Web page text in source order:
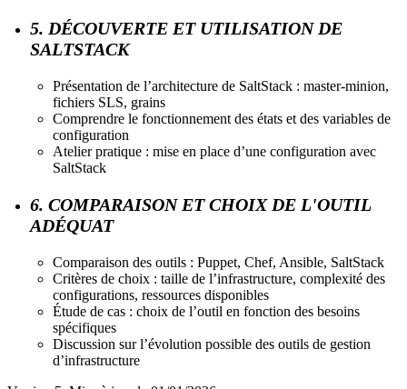
5. DÉCOUVERTE ET UTILISATION DE
SALTSTACK
Présentation de l’architecture de SaltStack : master-minion,
fichiers SLS, grains
Comprendre le fonctionnement des états et des variables de
configuration
Atelier pratique : mise en place d’une configuration avec
SaltStack
6. COMPARAISON ET CHOIX DE L'OUTIL
ADÉQUAT
Comparaison des outils : Puppet, Chef, Ansible, SaltStack
Critères de choix : taille de l’infrastructure, complexité des
configurations, ressources disponibles
Étude de cas : choix de l’outil en fonction des besoins
spécifiques
Discussion sur l’évolution possible des outils de gestion
d’infrastructure